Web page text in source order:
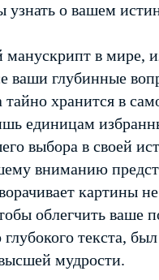
узнать о вашем
в мире,
ваши глубинные
тайно хранится в
единицам
выбора в своей
вниманию
картины
облегчить ваше
глубокого текста,
мудрости.